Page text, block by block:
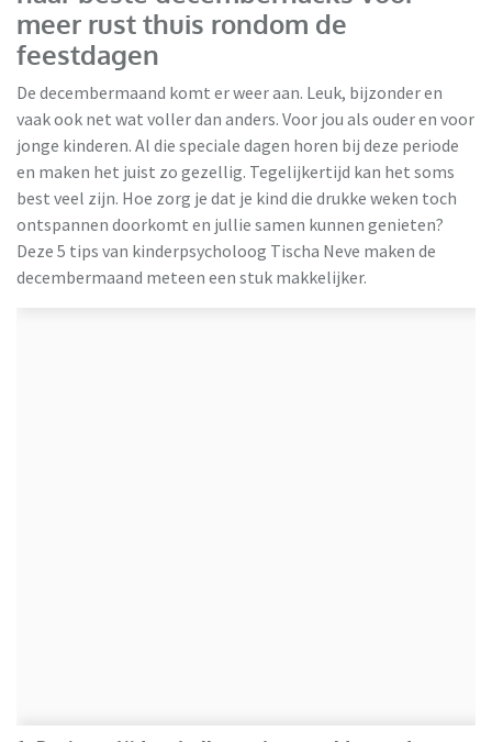
meer rust thuis rondom de
feestdagen
De decembermaand komt er weer aan. Leuk, bijzonder en
vaak ook net wat voller dan anders. Voor jou als ouder en voor
jonge kinderen. Al die speciale dagen horen bij deze periode
en maken het juist zo gezellig. Tegelijkertijd kan het soms
best veel zijn. Hoe zorg je dat je kind die drukke weken toch
ontspannen doorkomt en jullie samen kunnen genieten?
Deze 5 tips van kinderpsycholoog Tischa Neve maken de
decembermaand meteen een stuk makkelijker.